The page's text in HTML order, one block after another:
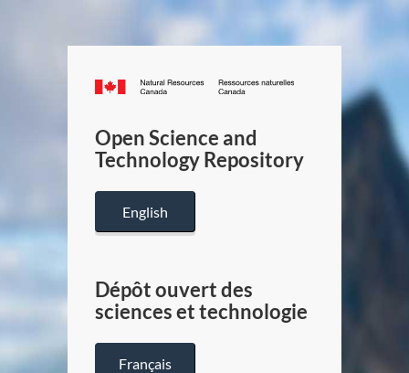
Canada.ca
/
Canada
Open Science and
Technology Repository
English
Dépôt ouvert des
sciences et technologie
Français